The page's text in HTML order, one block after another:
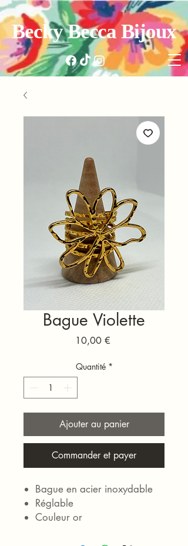
Becky Becca Bijoux
Bague Violette
10,00 €Prix
Quantité *
Ajouter au panier
Commander et payer
Bague en acier inoxydable
Réglable
Couleur or